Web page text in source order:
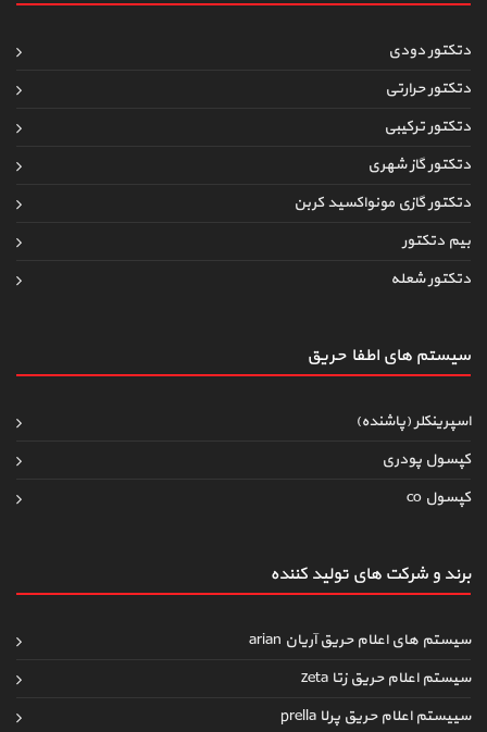
دتکتور دودی
دتکتور حرارتی
دتکتور ترکیبی
دتکتور گاز شهری
دتکتور گازی مونواکسید کربن
بیم دتکتور
دتکتور شعله
سیستم های اطفاءحریق
اسپرینکلر (پاشنده)
کپسول پودری
کپسول co
برند و شرکت های تولید کننده
سیستم های اعلام حریق آریان arian
سیستم اعلام حریق زتا zeta
سییستم اعلام حریق پرلا prella